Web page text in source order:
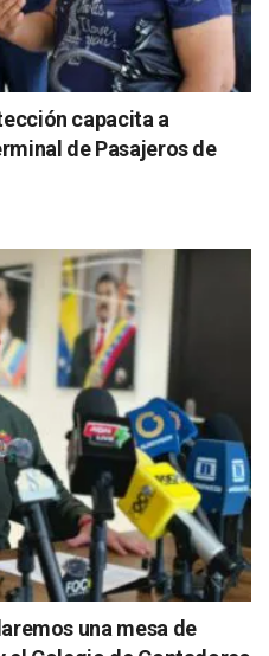
capacita a
de Pasajeros de
una mesa de